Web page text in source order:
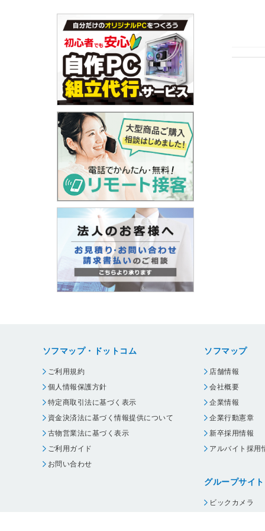
ソフマップ・ドットコム
ご利用規約
個人情報保護方針
特定商取引法に基づく表示
資金決済法に基づく情報提供について
古物営業法に基づく表示
ご利用ガイド
お問い合わせ
ソフマップ
店舗情報
会社概要
企業情報
企業行動憲章
新卒採用情報
アルバイト採用
グループサイト
ビックカメラ